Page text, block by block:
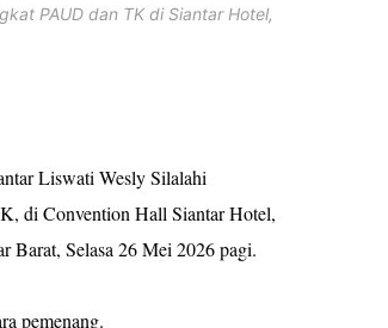
PAUD dan TK di Siantar Hotel,
Liswati Wesly Silalahi
di Convention Hall Siantar Hotel,
Barat, Selasa 26 Mei 2026 pagi.
pemenang.